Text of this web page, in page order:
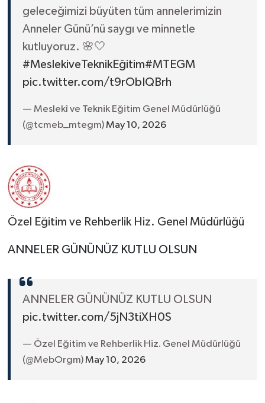
geleceğimizi büyüten tüm annelerimizin
Anneler Günü’nü saygı ve minnetle
kutluyoruz. 🌸🤍
#MeslekiveTeknikEğitim#MTEGM
pic.twitter.com/t9rObIQBrh
— Meslekî ve Teknik Eğitim Genel Müdürlüğü
(@tcmeb_mtegm)May 10, 2026
Özel Eğitim ve Rehberlik Hiz. Genel Müdürlüğü
ANNELER GÜNÜNÜZ KUTLU OLSUN
ANNELER GÜNÜNÜZ KUTLU OLSUN
pic.twitter.com/5jN3tiXH0S
— Özel Eğitim ve Rehberlik Hiz. Genel Müdürlüğü
(@MebOrgm)May 10, 2026